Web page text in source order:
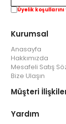
Üyelik koşullarını
Kurumsal
Anasayfa
Hakkımızda
Mesafeli Satış
Bize Ulaşın
Müşteri
Yardım